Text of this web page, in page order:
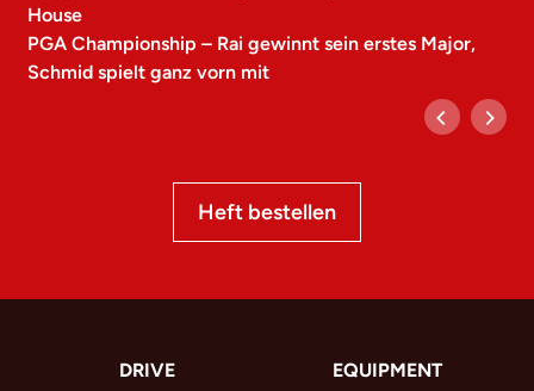
House
PGA Championship – Rai gewinnt sein erstes Major,
Schmid spielt ganz vorn mit
Heft bestellen
DRIVE EQUIPMENT